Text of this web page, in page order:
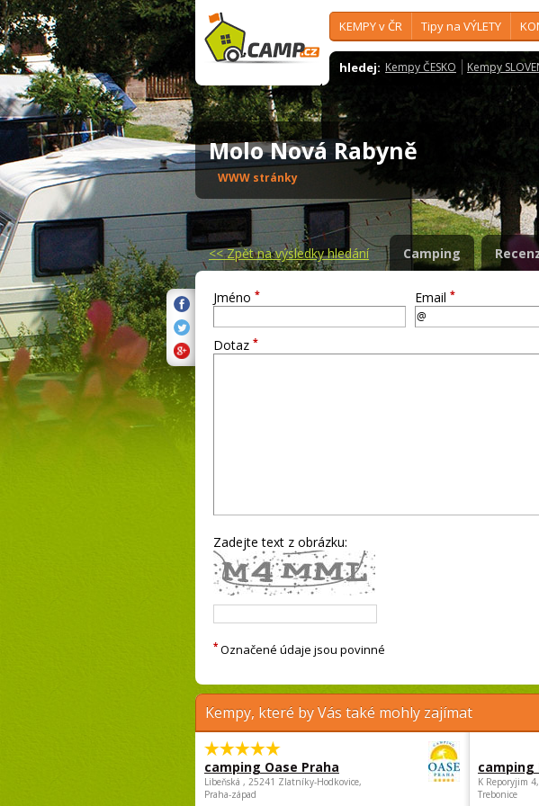
KEMPY v ČR Tipy na VÝLETY
hledej: Kempy ČESKO Kempy
Molo Nová Rabyně
WWW stránky
<<Zpět na výsledky hledání Camping
Jméno * Email *
Dotaz *
Zadejte text z obrázku:
* Označené údaje jsou povinné
Kempy, které by Vás také mohly zajímat
camping Oase Praha
Libeňská , 25241 Zlatníky-Hodkovice,
Praha-západ
camping
K Reporyjim
Trebonice